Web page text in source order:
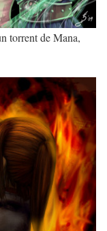
torrent de Mana,